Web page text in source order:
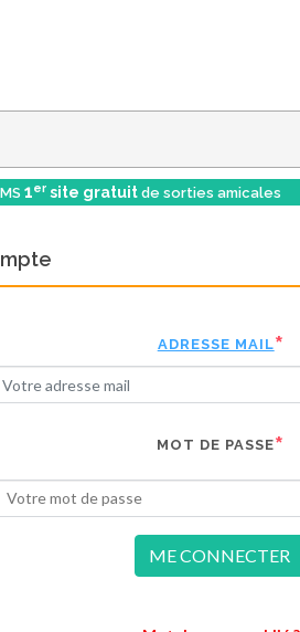
1er site gratuit de sorties amicales
ADRESSE MAIL
MOT DE PASSE
ME CONNECTER